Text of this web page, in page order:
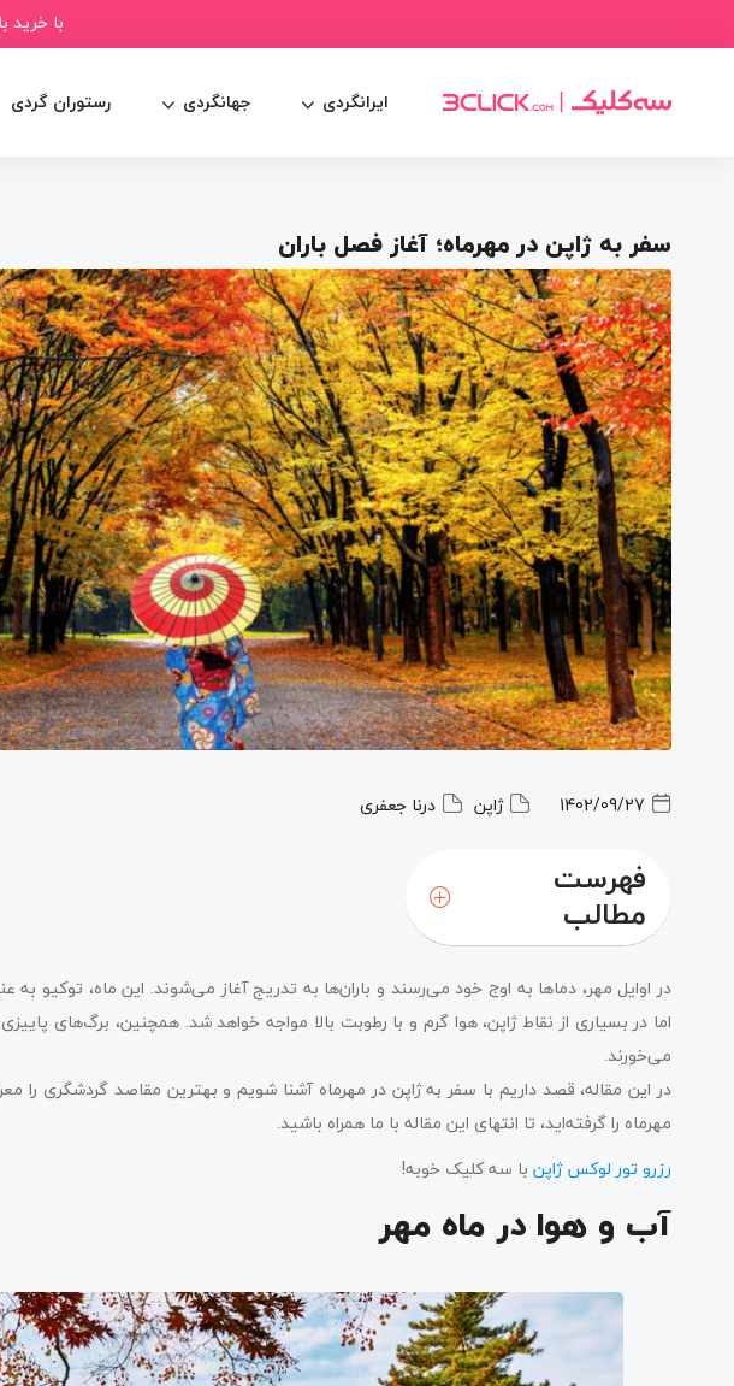
با
ایرانگردی جهانگردی رستوران گردی
سفر به ژاپن در مهرماه؛ آغاز فصل باران
1402/09/27 ژاپن درنا جعفری
فهرست
مطالب
در اوایل مهر، دماها به اوج خود می‌رسند و باران‌ها به تدریج آغاز می‌شوند. این ماه، توکیو
اما در بسیاری از نقاط ژاپن، هوا گرم و با رطوبت بالا مواجه خواهد شد. همچنین، برگ‌های
می‌خورند.
در این مقاله، قصد داریم با سفر به ژاپن در مهرماه آشنا شویم و بهترین مقاصد گردشگری را
مهرماه را گرفته‌اید، تا انتهای این مقاله با ما همراه باشید.
رزرو تور لوکس ژاپن با سه کلیک خوبه!
آب و هوا در ماه مهر